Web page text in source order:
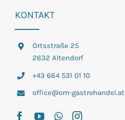
KONTAKT
Ortsstraße 25
2632 Altendorf
+43 664 531 01 10
office@om-gastrohandel.at